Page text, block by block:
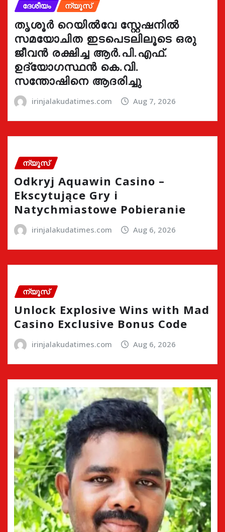
ദേശീയം
ന്യൂസ്
തൃശൂർ റെയിൽവേ സ്റ്റേഷനിൽ
സമയോചിത ഇടപെടലിലൂടെ ഒരു
ജീവൻ രക്ഷിച്ച ആർ.പി.എഫ്.
ഉദ്യോഗസ്ഥൻ കെ.വി.
സന്തോഷിനെ ആദരിച്ചു
irinjalakudatimes.com Aug 7, 2026
ന്യൂസ്
Odkryj Aquawin Casino –
Ekscytujące Gry i
Natychmiastowe Pobieranie
irinjalakudatimes.com Aug 6, 2026
ന്യൂസ്
Unlock Explosive Wins with Mad
Casino Exclusive Bonus Code
irinjalakudatimes.com Aug 6, 2026